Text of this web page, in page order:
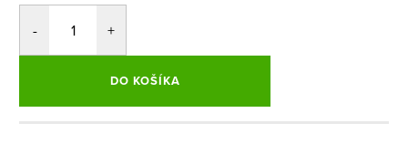
DO KOŠÍKA